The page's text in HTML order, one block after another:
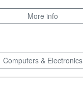
More info
Computers & Electronics